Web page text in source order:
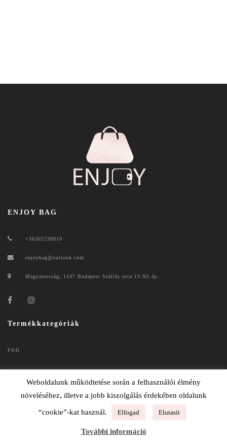
ENJOY BAG
+36302238819
enjoybag@outlook.com
Magyarország, 1107 Budapest Szállás utca 13.N2 ép.
Termékkategóriák
Férfi
ADATKEZELÉSI TÁJÉKOZTATÓ
Weboldalunk működtetése során a felhasználói élmény
növeléséhez, illetve a jobb kiszolgálás érdekében oldalunk
“cookie”-kat használ. Elfogad Elutasít
További információ